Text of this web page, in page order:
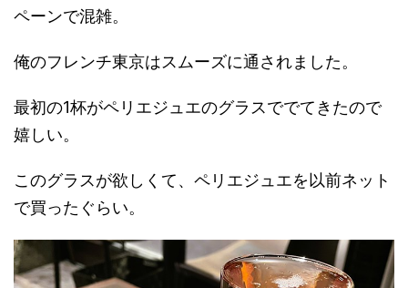
ペーンで混雑。
俺のフレンチ東京はスムーズに通されました。
最初の1杯がペリエジュエのグラスででてきたので
嬉しい。
このグラスが欲しくて、ペリエジュエを以前ネット
で買ったぐらい。